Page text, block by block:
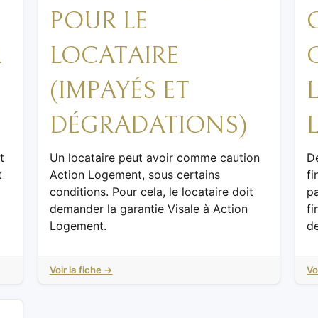
POUR LE
LOCATAIRE
(IMPAYÉS ET
DÉGRADATIONS)
Un locataire peut avoir comme caution
Action Logement, sous certains
conditions. Pour cela, le locataire doit
demander la garantie Visale à Action
Logement.
Voir la fiche →